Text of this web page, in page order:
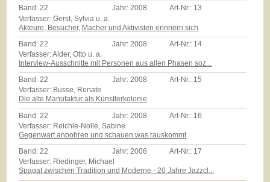
Band:22 Jahr:2008 Art-Nr.: 13
Verfasser: Gerst, Sylvia u. a.
Akteure, Besucher, Macher und Aktivisten erinnern sich
Band:22 Jahr:2008 Art-Nr.: 14
Verfasser: Alder, Otto u. a.
Interview-Ausschnitte mit Personen aus allen Phasen soz...
Band:22 Jahr:2008 Art-Nr.: 15
Verfasser: Busse, Renate
Die alte Manufaktur als Künstlerkolonie
Band: 22 Jahr: 2008 Art-Nr.: 16
Verfasser: Reichle-Nolle, Sabine
Gegenwart anbohren und schauen was rauskommt
Band:22 Jahr:2008 Art-Nr.: 17
Verfasser: Riedinger, Michael
Spagat zwischen Tradition und Moderne - 20 Jahre Jazzcl...